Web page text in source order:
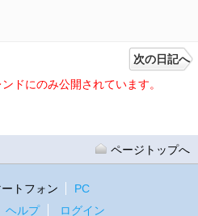
次の日記へ
ドにのみ公開されています。
ページトップへ
ートフォン
PC
ヘルプ ログイン